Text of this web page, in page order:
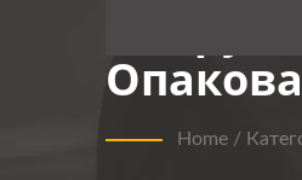
Home /